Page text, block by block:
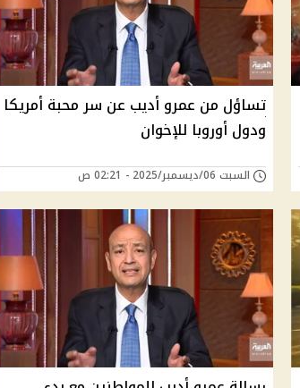
تساؤل من عمرو أديب عن سر محبة أمريكا
ودول أوروبا للإخوان
السبت 06/ديسمبر/2025 - 02:21 ص